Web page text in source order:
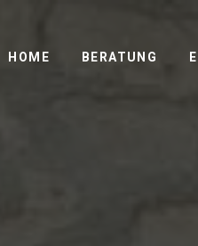
HOME BERATUNG